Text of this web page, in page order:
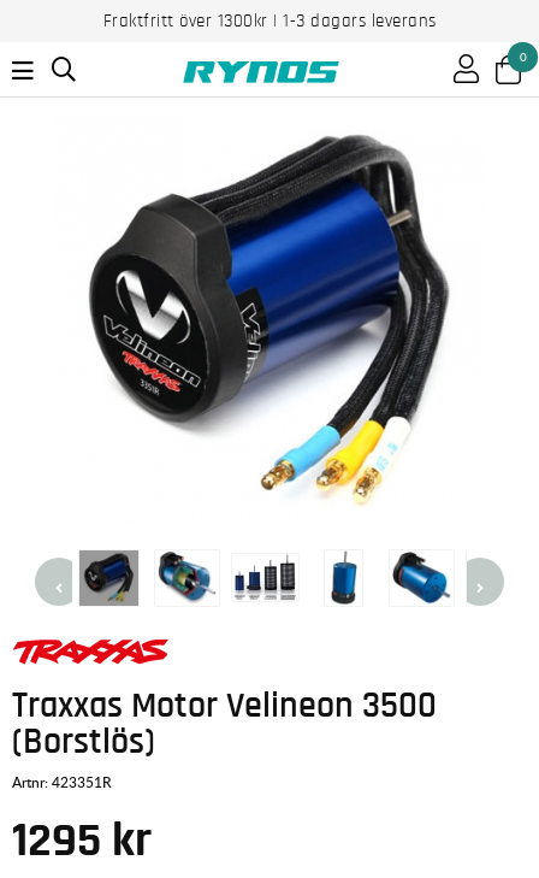
Fraktfritt över 1300kr | 1-3 dagars leverans
0
Traxxas Motor Velineon 3500
(Borstlös)
Artnr:423351R
1295 kr